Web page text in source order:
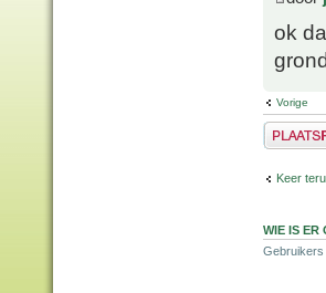
ok
Vorige
Plaats een
Keer
WIE IS ER
Gebruikers